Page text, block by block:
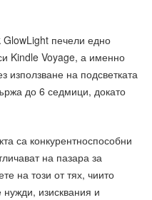
GlowLight печели едно
Kindle Voyage, а именно
използване на подсветката
до 6 седмици, докато
са конкурентноспособни
на пазара за
на този от тях, чиито
нужди, изисквания и